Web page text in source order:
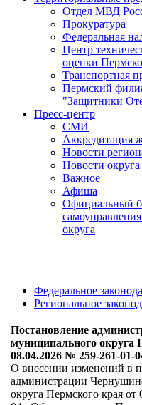
Отдел МВД
Прокуратура
Федеральная
Центр
оценки
Транспортная
Пермский
"Защитники
Пресс-центр
СМИ
Аккредитация
Новости
Новости округа
Важное
Афиша
Официальный
округа
Федеральное
Региональное
Постановление
муниципального округа
08.04.2026 № 259-261-01-
О внесении изменений в
администрации
округа Пермского края